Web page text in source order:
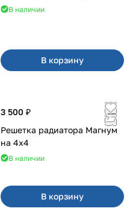
В наличии
В корзину
3 500 ₽
Решетка радиатора Магнум
на 4х4
В наличии
В корзину